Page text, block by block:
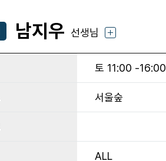
남지우 선생님
토 11:00 -16:00
서울숲
ALL